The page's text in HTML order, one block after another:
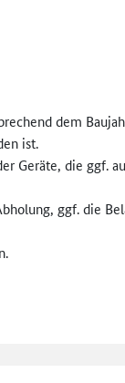
dem
ist.
Geräte, die ggf.
ggf. die